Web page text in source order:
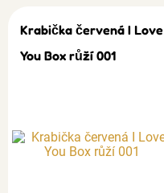
Krabička červená I Love
You Box růží 001